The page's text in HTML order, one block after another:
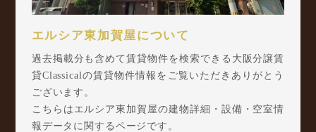
エルシア東加賀屋について
過去掲載分も含めて賃貸物件を検索できる大阪分譲賃
貸Classicalの賃貸物件情報をご覧いただきありがとう
ございます。
こちらはエルシア東加賀屋の建物詳細・設備・空室情
報データに関するページです。